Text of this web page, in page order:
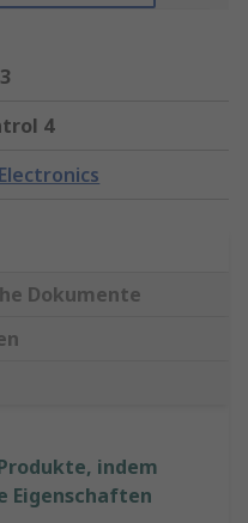
4
Dokumente
indem
Eigenschaften